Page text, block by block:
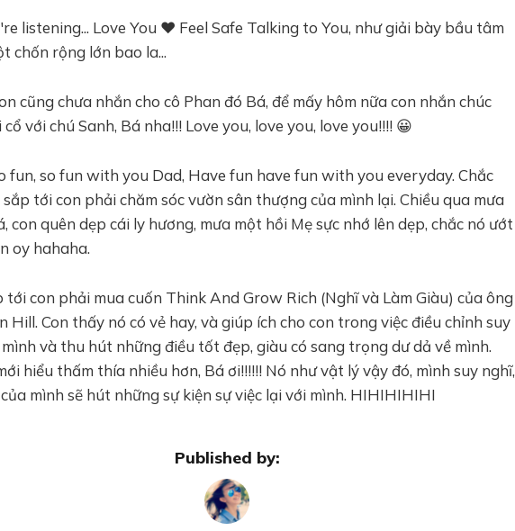
listening... Love You ❤️ Feel Safe Talking to You, như giải bày bầu tâm
chốn rộng lớn bao la...
cũng chưa nhắn cho cô Phan đó Bá, để mấy hôm nữa con nhắn chúc
với chú Sanh, Bá nha!!! Love you, love you, love you!!!! 😀
fun, so fun with you Dad, Have fun have fun with you everyday. Chắc
tới con phải chăm sóc vườn sân thượng của mình lại. Chiều qua mưa
con quên dẹp cái ly hương, mưa một hồi Mẹ sực nhớ lên dẹp, chắc nó ướt
oy hahaha.
tới con phải mua cuốn Think And Grow Rich (Nghĩ và Làm Giàu) của ông
Hill. Con thấy nó có vẻ hay, và giúp ích cho con trong việc điều chỉnh suy
và thu hút những điều tốt đẹp, giàu có sang trọng dư dả về mình.
hiểu thấm thía nhiều hơn, Bá ơi!!!!!! Nó như vật lý vậy đó, mình suy nghĩ,
mình sẽ hút những sự kiện sự việc lại với mình. HIHIHIHIHI
Published by: